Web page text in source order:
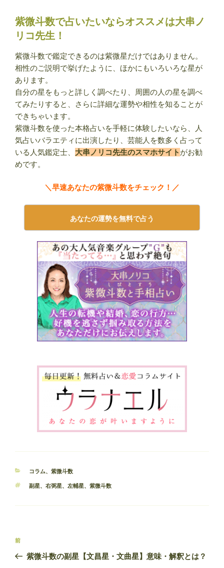
紫微斗数で占いたいならオススメは大串ノ
リコ先生！
紫微斗数で鑑定できるのは紫微星だけではありません。
相性のご説明で挙げたように、ほかにもいろいろな星が
あります。
自分の星をもっと詳しく調べたり、周囲の人の星を調べ
てみたりすると、さらに詳細な運勢や相性を知ることが
できちゃいます。
紫微斗数を使った本格占いを手軽に体験したいなら、人
気占いバラエティに出演したり、芸能人を数多く占って
いる人気鑑定士、 大串ノリコ先生のスマホサイト がお勧
めです。
＼早速あなたの紫微斗数をチェック！／
あなたの運勢を無料で占う
カ
ゴ
ー
コラム、 紫微斗数
タ
副星、 右弼星、 左輔星、 紫微斗数
投
前
の
前
紫微斗数の副星【文昌星・文曲星】意味・解釈とは？